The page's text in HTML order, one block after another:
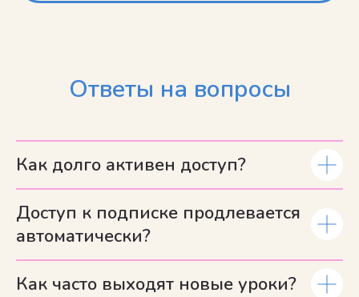
Ответы на вопросы
Как долго активен доступ?
Доступ к подписке продлевается
автоматически?
Как часто выходят новые уроки?